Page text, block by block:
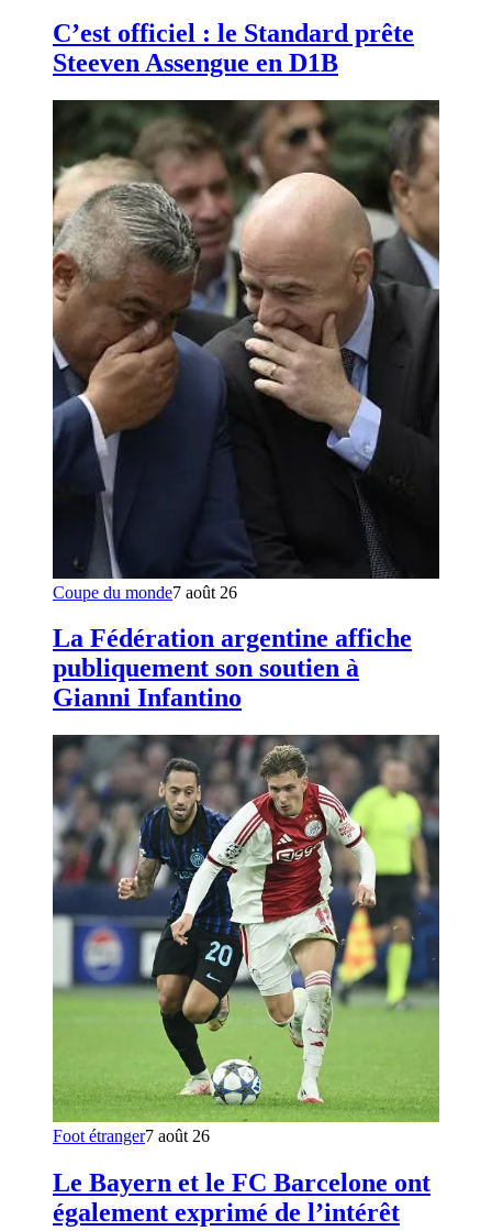
C’est officiel : le Standard prête
Steeven Assengue en D1B
Coupe du monde7 août 26
La Fédération argentine affiche
publiquement son soutien à
Gianni Infantino
Foot étranger7 août 26
Le Bayern et le FC Barcelone ont
également exprimé de l’intérêt